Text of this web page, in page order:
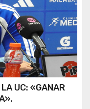
UC: «GANAR